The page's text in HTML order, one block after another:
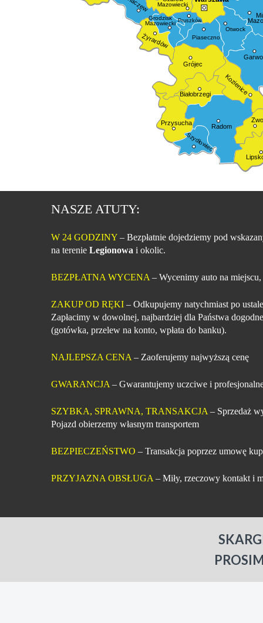
Żyrardów
Grodzisk
Mazowiecki
Piaseczno
Pruszków
Otwock
Grójec
Białobrzegi
Radom
Przysucha
Szydłowiec
Kozienice
Mazowiecki
NASZE ATUTY:
W 24 GODZINY – Bezpłatnie dojedziemy pod
na terenie Legionowa i okolic.
BEZPŁATNA WYCENA – Wycenimy auto na
ZAKUP OD RĘKI – Odkupujemy natychmiast po
Zapłacimy w dowolnej, najbardziej dla Państwa
(gotówka, przelew na konto, wpłata do banku).
NAJLEPSZA CENA – Zaoferujemy najwyższą cenę
GWARANCJA – Gwarantujemy uczciwe i
SZYBKA, SPRAWNA, TRANSAKCJA – Sprzedaż
Pojazd obierzemy własnym transportem
BEZPIECZEŃSTWO – Transakcja poprzez umowę
PRZYJAZNA OBSŁUGA – Miły, rzeczowy kontakt i